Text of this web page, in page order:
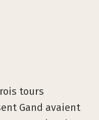
tours
Gand avaient